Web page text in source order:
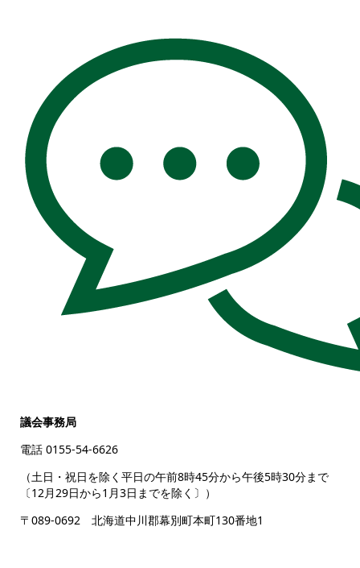
議会事務局
電話 0155-54-6626
（土日・祝日を除く平日の午前8時45分から午後5時30分まで
〔12月29日から1月3日までを除く〕）
〒089-0692 北海道中川郡幕別町本町130番地1